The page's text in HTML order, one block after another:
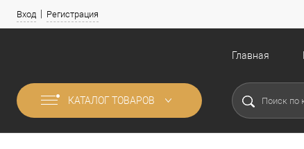
Вход Регистрация
Главная
КАТАЛОГ ТОВАРОВ